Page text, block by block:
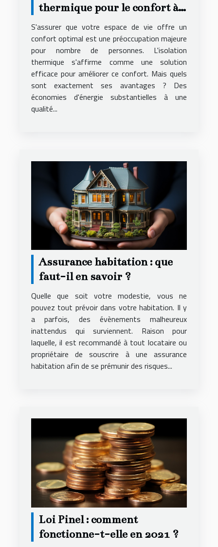
thermique pour le confort à
S'assurer que votre espace de vie offre un
confort optimal est une préoccupation majeure
pour nombre de personnes. L'isolation
thermique s'affirme comme une solution
efficace pour améliorer ce confort. Mais quels
sont exactement ses avantages ? Des
économies d'énergie substantielles à une
qualité...
Assurance habitation : que
faut-il en savoir ?
Quelle que soit votre modestie, vous ne
pouvez tout prévoir dans votre habitation. Il y
a parfois, des évènements malheureux
inattendus qui surviennent. Raison pour
laquelle, il est recommandé à tout locataire ou
propriétaire de souscrire à une assurance
habitation afin de se prémunir des risques...
Loi Pinel : comment
fonctionne-t-elle en 2021 ?